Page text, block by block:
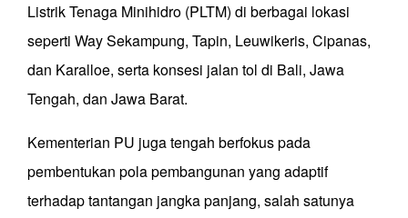
Listrik Tenaga Minihidro (PLTM) di berbagai lokasi
seperti Way Sekampung, Tapin, Leuwikeris, Cipanas,
dan Karalloe, serta konsesi jalan tol di Bali, Jawa
Tengah, dan Jawa Barat.
Kementerian PU juga tengah berfokus pada
pembentukan pola pembangunan yang adaptif
terhadap tantangan jangka panjang, salah satunya